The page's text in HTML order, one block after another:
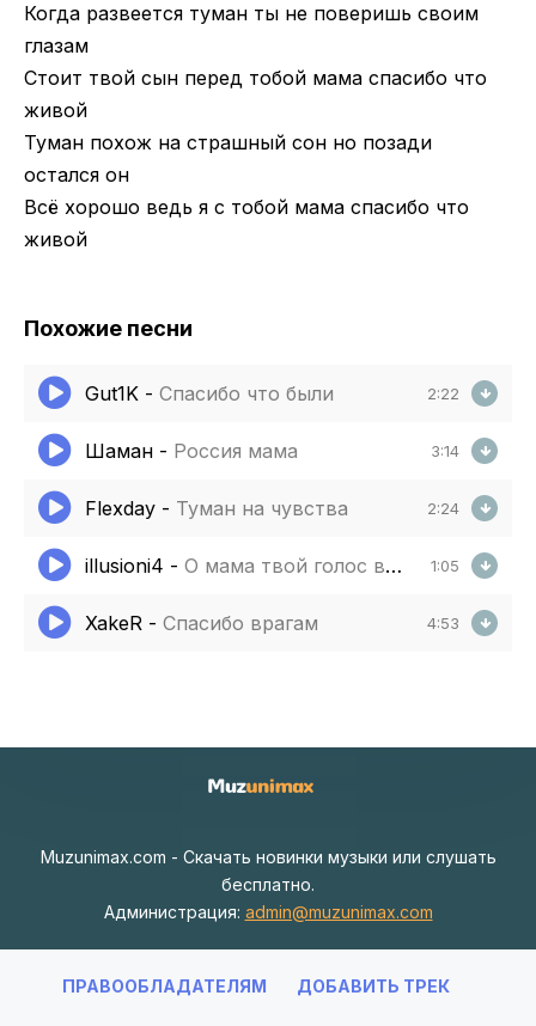
Когда развеется туман ты не поверишь своим
глазам
Стоит твой сын перед тобой мама спасибо что
живой
Туман похож на страшный сон но позади
остался он
Всё хорошо ведь я с тобой мама спасибо что
живой
Похожие песни
Gut1K - Спасибо что были 2:22
Шаман - Россия мама 3:14
Flexday - Туман на чувства 2:24
illusioni4 - О мама твой голос в сердце навсегда 1:05
XakeR - Спасибо врагам 4:53
Muzunimax.com - Скачать новинки музыки или слушать
бесплатно.
Администрация: admin@muzunimax.com
ПРАВООБЛАДАТЕЛЯМ ДОБАВИТЬ ТРЕК